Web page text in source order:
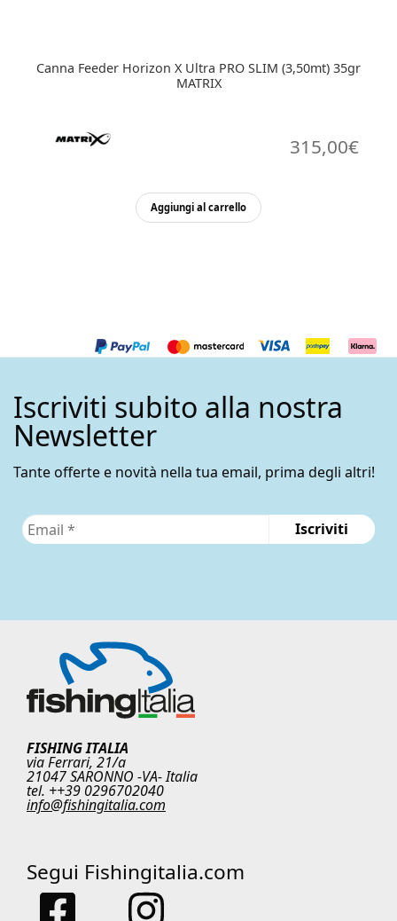
Canna Feeder Horizon X Ultra PRO SLIM (3,50mt) 35gr
MATRIX
315,00€
Aggiungi al carrello
Iscriviti subito alla nostra
Newsletter
Tante offerte e novità nella tua email, prima degli altri!
FISHING ITALIA
via Ferrari, 21/a
21047 SARONNO -VA- Italia
tel. ++39 0296702040
info@fishingitalia.com
Segui Fishingitalia.com